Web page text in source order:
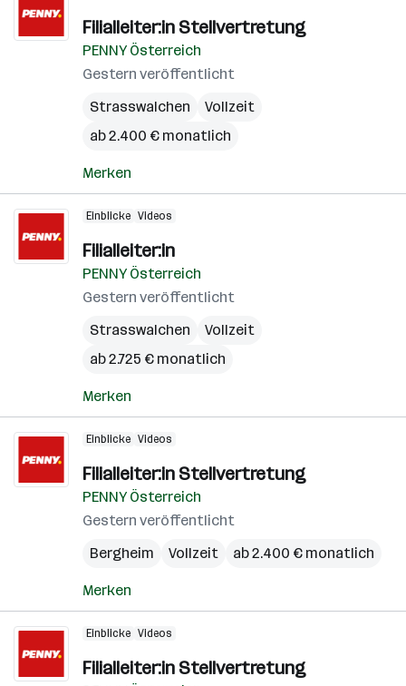
Filialleiter:in Stellvertretung
PENNY Österreich
Gestern veröffentlicht
Strasswalchen
Vollzeit
ab 2.400 € monatlich
Merken
Einblicke Videos
Filialleiter:in
PENNY Österreich
Gestern veröffentlicht
Strasswalchen
Vollzeit
ab 2.725 € monatlich
Merken
Einblicke Videos
Filialleiter:in Stellvertretung
PENNY Österreich
Gestern veröffentlicht
Bergheim
Vollzeit ab 2.400 € monatlich
Merken
Einblicke Videos
Filialleiter:in Stellvertretung